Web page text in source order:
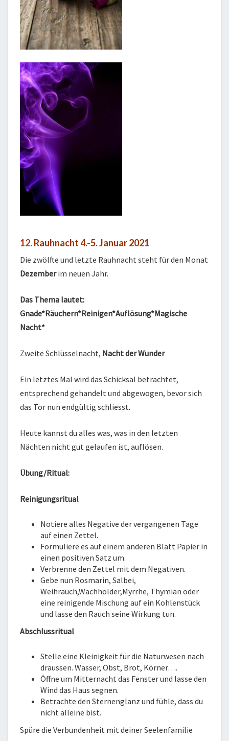
12. Rauhnacht 4.-5. Januar 2021
Die zwölfte und letzte Rauhnacht steht für den Monat
Dezemberim neuen Jahr.
Das Thema lautet:
Gnade*Räuchern*Reinigen*Auflösung*Magische
Nacht*
Zweite Schlüsselnacht, Nacht der Wunder
Ein letztes Mal wird das Schicksal betrachtet,
entsprechend gehandelt und abgewogen, bevor sich
das Tor nun endgültig schliesst.
Heute kannst du alles was, was in den letzten
Nächten nicht gut gelaufen ist, auflösen.
Übung/Ritual:
Reinigungsritual
Notiere alles Negative der vergangenen Tage
auf einen Zettel.
Formuliere es auf einem anderen Blatt Papier in
einen positiven Satz um.
Verbrenne den Zettel mit dem Negativen.
Gebe nun Rosmarin, Salbei,
Weihrauch,Wachholder,Myrrhe, Thymian oder
eine reinigende Mischung auf ein Kohlenstück
und lasse den Rauch seine Wirkung tun.
Abschlussritual
Stelle eine Kleinigkeit für die Naturwesen nach
draussen. Wasser, Obst, Brot, Körner….
Öffne um Mitternacht das Fenster und lasse den
Wind das Haus segnen.
Betrachte den Sternenglanz und fühle, dass du
nicht alleine bist.
Spüre die Verbundenheit mit deiner Seelenfamilie